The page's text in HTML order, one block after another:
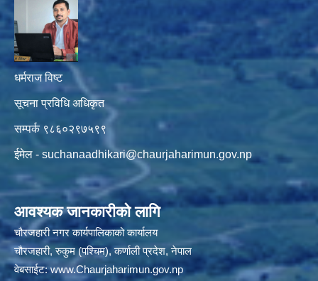
धर्मराज विष्ट
सूचना प्रविधि अधिकृत
सम्पर्क ९८६०२९७५९९
ईमेल - suchanaadhikari@chaurjaharimun.gov.np
आवश्यक जानकारीको लागि
चौरजहारी नगर कार्यपालिकाको कार्यालय
चौरजहारी, रुकुम (पश्चिम), कर्णाली प्रदेश, नेपाल
वेबसाईट:www.Chaurjaharimun.gov.np